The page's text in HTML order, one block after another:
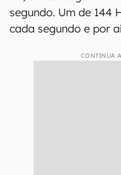
segundo. Um de 144
cada segundo e por
CONTINUA